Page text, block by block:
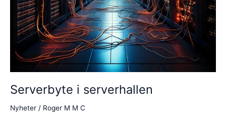
Serverbyte i serverhallen
Nyheter / Roger M M C